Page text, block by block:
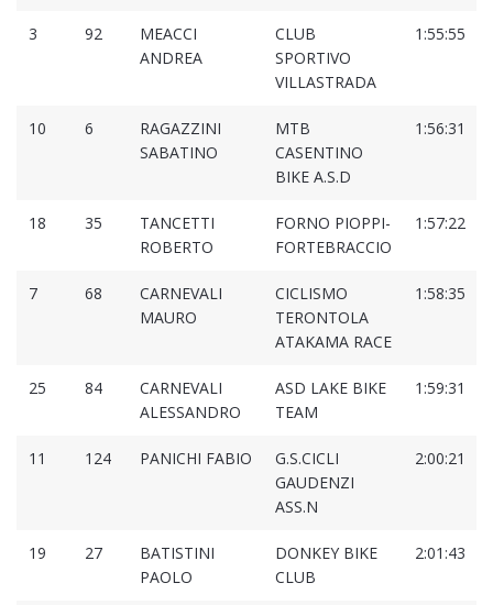
3 92
MEACCI
ANDREA
CLUB
SPORTIVO
VILLASTRADA
1:55:55
10 6
RAGAZZINI
SABATINO
MTB
CASENTINO
BIKE A.S.D
1:56:31
18 35
TANCETTI
ROBERTO
FORNO PIOPPI-
FORTEBRACCIO
1:57:22
7 68
CARNEVALI
MAURO
CICLISMO
TERONTOLA
ATAKAMA RACE
1:58:35
25 84
CARNEVALI
ALESSANDRO
ASD LAKE BIKE
TEAM
1:59:31
11 124 PANICHI FABIO
G.S.CICLI
GAUDENZI
ASS.N
2:00:21
19 27
BATISTINI
PAOLO
DONKEY BIKE
CLUB
2:01:43